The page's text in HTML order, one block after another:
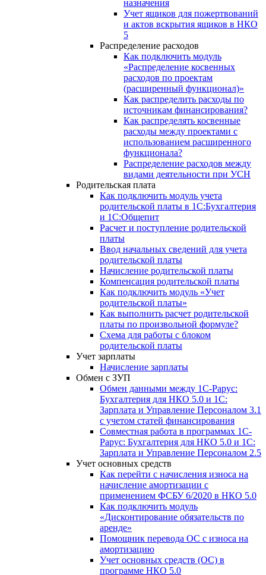
назначения
Учет ящиков для пожертвований
и актов вскрытия ящиков в НКО
5
Распределение расходов
Как подключить модуль
«Распределение косвенных
расходов по проектам
(расширенный функционал)»
Как распределить расходы по
источникам финансирования?
Как распределять косвенные
расходы между проектами с
использованием расширенного
функционала?
Распределение расходов между
видами деятельности при УСН
Родительская плата
Как подключить модуль учета
родительской платы в 1С:Бухгалтерия
и 1С:Общепит
Расчет и поступление родительской
платы
Ввод начальных сведений для учета
родительской платы
Начисление родительской платы
Компенсация родительской платы
Как подключить модуль «Учет
родительской платы»
Как выполнить расчет родительской
платы по произвольной формуле?
Схема для работы с блоком
родительской платы
Учет зарплаты
Начисление зарплаты
Обмен с ЗУП
Обмен данными между 1С-Рарус:
Бухгалтерия для НКО 5.0 и 1С:
Зарплата и Управление Персоналом 3.1
с учетом статей финансирования
Совместная работа в программах 1С-
Рарус: Бухгалтерия для НКО 5.0 и 1С:
Зарплата и Управление Персоналом 2.5
Учет основных средств
Как перейти с начисления износа на
начисление амортизации с
применением ФСБУ 6/2020 в НКО 5.0
Как подключить модуль
«Дисконтирование обязательств по
аренде»
Помощник перевода ОС с износа на
амортизацию
Учет основных средств (ОС) в
программе НКО 5.0